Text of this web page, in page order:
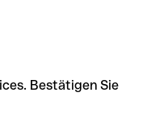
Bestätigen Sie